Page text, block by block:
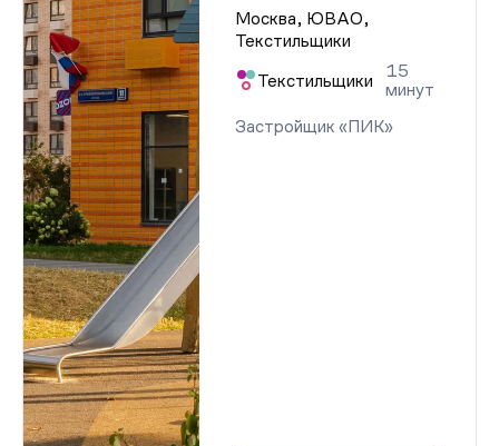
Москва, ЮВАО,
Текстильщики
Текстильщики
15
минут
Застройщик «ПИК»